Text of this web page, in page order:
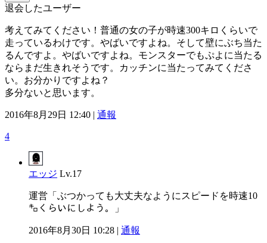
退会したユーザー
考えてみてください！普通の女の子が時速300キロくらいで
走っているわけです。やばいですよね。そして壁にぶち当た
るんですよ。やばいですよね。モンスターでもぷよに当たる
ならまだ生きれそうです。カッチンに当たってみてくださ
い。お分かりですよね？
多分ないと思います。
2016年8月29日 12:40 | 通報
4
エッジ Lv.17
運営「ぶつかっても大丈夫なようにスピードを時速10
㌔くらいにしよう。」
2016年8月30日 10:28 | 通報